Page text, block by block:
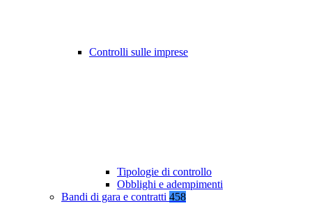
Controlli sulle imprese
Tipologie di controllo
Obblighi e adempimenti
Bandi di gara e contratti 458